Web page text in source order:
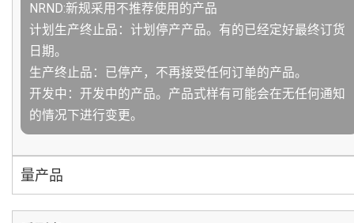
NRND:新规采用不推荐使用的产品
计划生产终止品：计划停产产品。有的已经定好最终订货
日期。
生产终止品：已停产，不再接受任何订单的产品。
开发中：开发中的产品。产品式样有可能会在无任何通知
的情况下进行变更。
量产品